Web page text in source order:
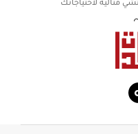
مثالية لاحتياجاتك